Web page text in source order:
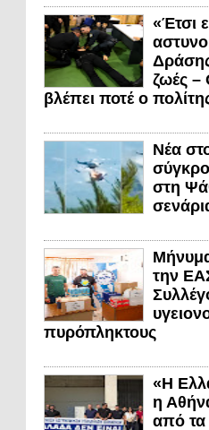
«Έτσι
ζωές –
βλέπει ποτέ ο
Νέα
στη
την
πυρόπληκτους
«Η
η
από τα